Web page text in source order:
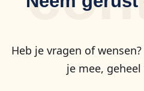
Heb je vragen of
je mee,